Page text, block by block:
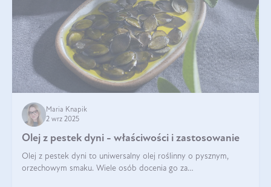
Maria Knapik
2 wrz 2025
Olej z pestek dyni - właściwości i zastosowanie
Olej z pestek dyni to uniwersalny olej roślinny o pysznym,
orzechowym smaku. Wiele osób docenia go za